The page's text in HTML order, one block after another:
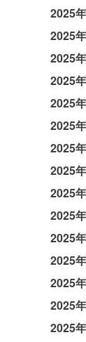
2025
2025
2025
2025
2025
2025
2025
2025
2025
2025
2025
2025
2025
2025
2025